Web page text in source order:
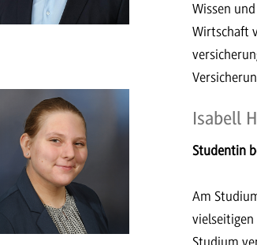
Wissen
Wirtschaft
Isabell
Studentin
Am
vielseitigen
Studium